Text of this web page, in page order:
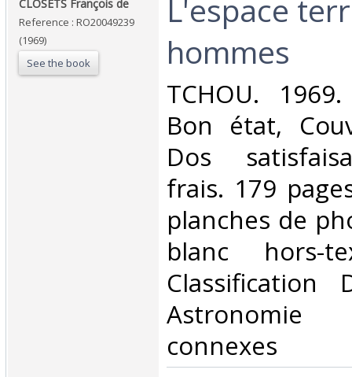
‎CLOSETS François de‎
Reference : RO20049239
(1969)
See the book
‎L'espace
hommes‎
‎TCHOU.
Bon état,
Dos
frais. 179
planches de
blanc
Classification
Astronomie
connexes‎